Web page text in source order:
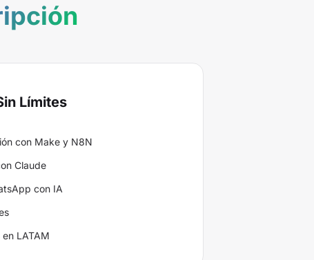
Límites
con Make y N8N
Claude
con IA
LATAM